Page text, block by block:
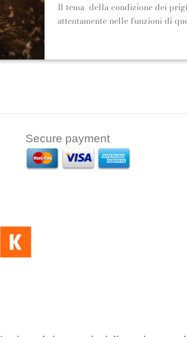
Il tema della condizione dei
attentamente nelle funzioni di
Secure payment